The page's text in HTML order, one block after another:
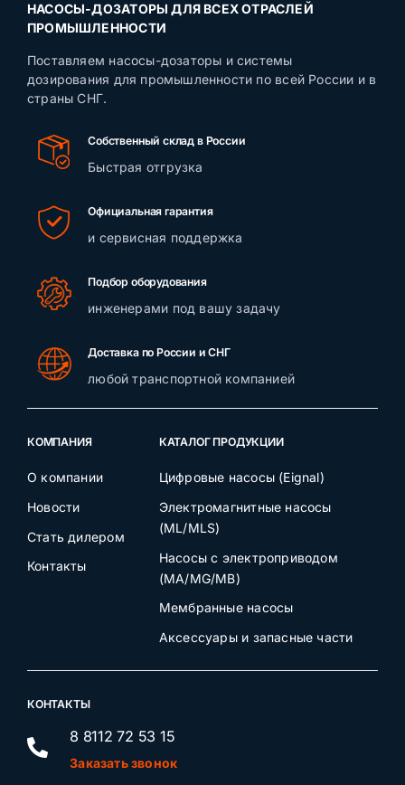
НАСОСЫ-ДОЗАТОРЫ ДЛЯ ВСЕХ ОТРАСЛЕЙ
ПРОМЫШЛЕННОСТИ
Поставляем насосы-дозаторы и системы
дозирования для промышленности по всей России и в
страны СНГ.
Собственный склад в России
Быстрая отгрузка
Официальная гарантия
и сервисная поддержка
Подбор оборудования
инженерами под вашу задачу
Доставка по России и СНГ
любой транспортной компанией
КОМПАНИЯ
О компании
Новости
Стать дилером
Контакты
КАТАЛОГ ПРОДУКЦИИ
Цифровые насосы (Eignal)
Электромагнитные насосы
(ML/MLS)
Насосы с электроприводом
(MA/MG/MB)
Мембранные насосы
Аксессуары и запасные части
КОНТАКТЫ
8 8112 72 53 15
Заказать звонок